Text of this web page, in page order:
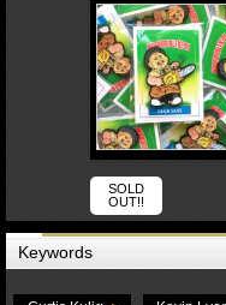
SOLD
OUT!!
Keywords